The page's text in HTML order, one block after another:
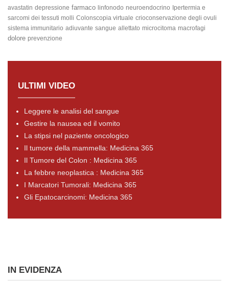
avastatin depressione farmaco linfonodo neuroendocrino Ipertermia e
sarcomi dei tessuti molli Colonscopia virtuale crioconservazione degli ovuli
sistema immunitario adiuvante sangue allettato microcitoma macrofagi
dolore prevenzione
ULTIMI VIDEO
Leggere le analisi del sangue
Gestire la nausea ed il vomito
La stipsi nel paziente oncologico
Il tumore della mammella: Medicina 365
Il Tumore del Colon : Medicina 365
La febbre neoplastica : Medicina 365
I Marcatori Tumorali: Medicina 365
Gli Epatocarcinomi: Medicina 365
IN EVIDENZA